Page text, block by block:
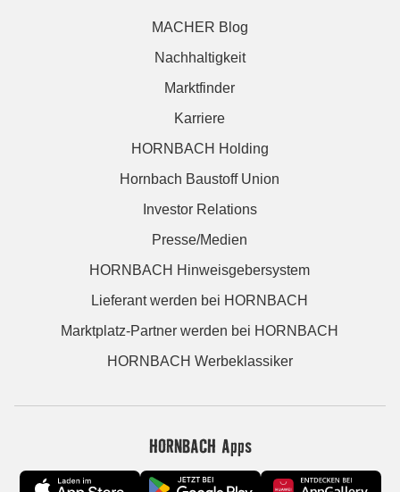
MACHER Blog
Nachhaltigkeit
Marktfinder
Karriere
HORNBACH Holding
Hornbach Baustoff Union
Investor Relations
Presse/Medien
HORNBACH Hinweisgebersystem
Lieferant werden bei HORNBACH
Marktplatz-Partner werden bei HORNBACH
HORNBACH Werbeklassiker
HORNBACH Apps